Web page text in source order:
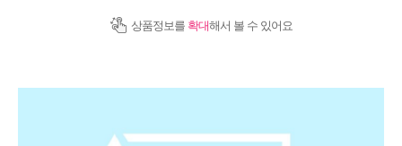
상품정보를 확대해서 볼 수 있어요